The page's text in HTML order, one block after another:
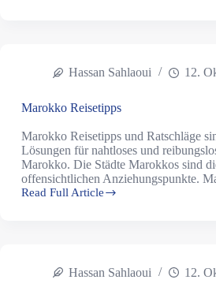
Hassan Sahlaoui 12.
Marokko Reisetipps
Marokko Reisetipps und Ratschläge
Lösungen für nahtloses und
Marokko. Die Städte Marokkos sind
offensichtlichen Anziehungspunkte.
Read Full Article
Hassan Sahlaoui 12.